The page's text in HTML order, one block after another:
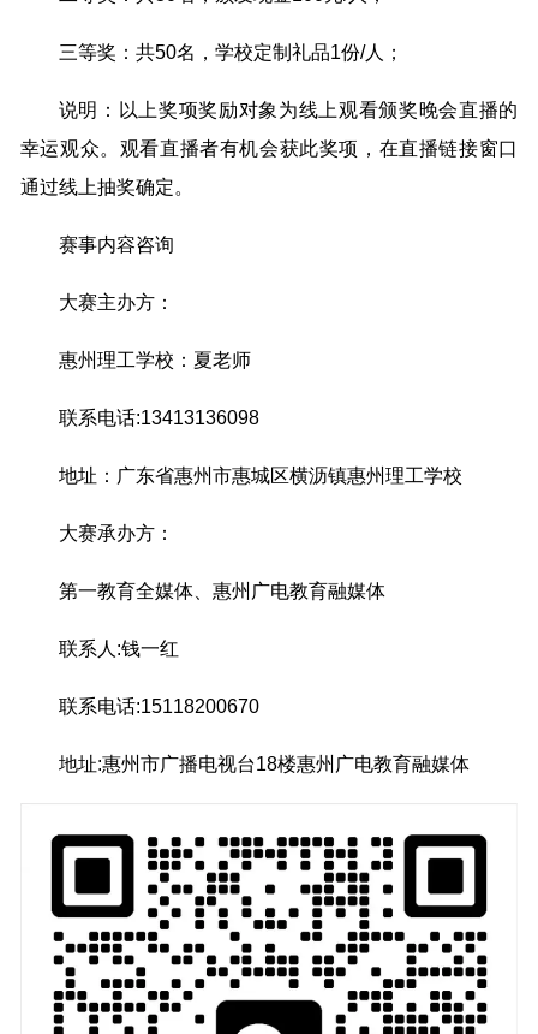
三等奖：共50名，学校定制礼品1份/人；
说明：以上奖项奖励对象为线上观看颁奖晚会直播的
幸运观众。观看直播者有机会获此奖项，在直播链接窗口
通过线上抽奖确定。
赛事内容咨询
大赛主办方：
惠州理工学校：夏老师
联系电话:13413136098
地址：广东省惠州市惠城区横沥镇惠州理工学校
大赛承办方：
第一教育全媒体、惠州广电教育融媒体
联系人:钱一红
联系电话:15118200670
地址:惠州市广播电视台18楼惠州广电教育融媒体